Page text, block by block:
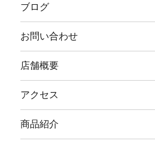
ブログ
お問い合わせ
店舗概要
アクセス
商品紹介